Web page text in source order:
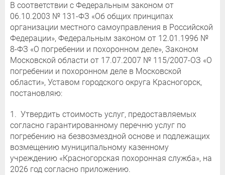
В соответствии с Федеральным законом от
06.10.2003 № 131-ФЗ «Об общих принципах
организации местного самоуправления в Российской
Федерации», Федеральным законом от 12.01.1996 №
8-ФЗ «О погребении и похоронном деле», Законом
Московской области от 17.07.2007 № 115/2007-ОЗ «О
погребении и похоронном деле в Московской
области», Уставом городского округа Красногорск,
постановляю:
1. Утвердить стоимость услуг, предоставляемых
согласно гарантированному перечню услуг по
погребению на безвозмездной основе и подлежащих
возмещению муниципальному казенному
учреждению «Красногорская похоронная служба», на
2026 год согласно приложению.